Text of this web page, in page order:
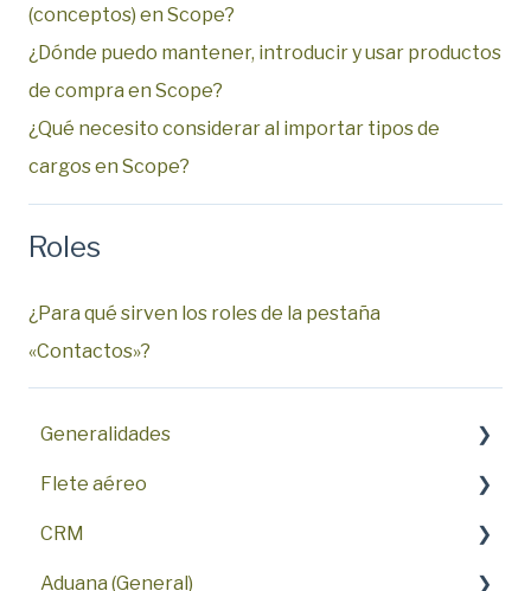
(conceptos) en Scope?
¿Dónde puedo mantener, introducir y usar productos
de compra en Scope?
¿Qué necesito considerar al importar tipos de
cargos en Scope?
Roles
¿Para qué sirven los roles de la pestaña
«Contactos»?
Generalidades
Características destacadas
Primeros pasos
Preguntas frecuentes
Flete aéreo
Preguntas frecuentes
AWB
CRM
Preguntas frecuentes
Aduana (General)